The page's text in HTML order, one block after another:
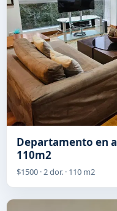
Departamento en
110m2
$1500 · 2 dor. · 110 m2